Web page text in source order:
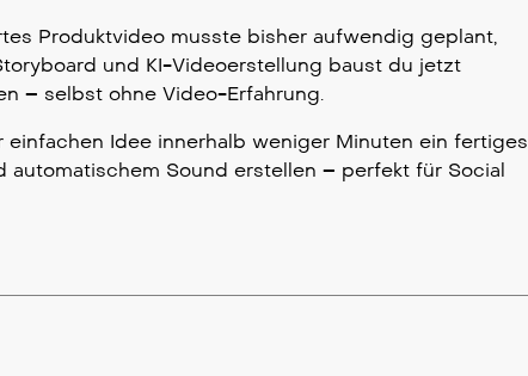
Produktvideo musste bisher aufwendig geplant,
und KI-Videoerstellung baust du jetzt
– selbst ohne Video-Erfahrung.
Idee innerhalb weniger Minuten ein fertiges
automatischem Sound erstellen – perfekt für Social